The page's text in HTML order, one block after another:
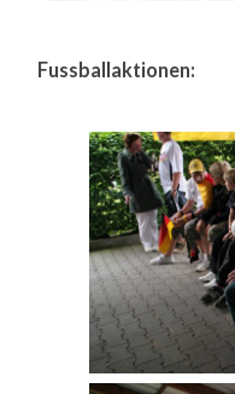
Fussballaktionen: